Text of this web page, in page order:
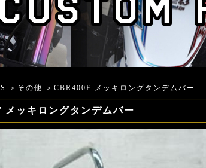
＞ その他 ＞CBR400F メッキロングタンデムバー
メッキロングタンデムバー